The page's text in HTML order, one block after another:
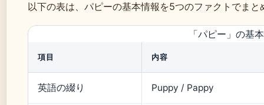
以下の表は、パピーの基本情報を5つのファクトでまと
「パピー」の基
項目 内容
英語の綴り Puppy / Pappy